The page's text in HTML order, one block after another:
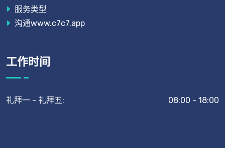
服务类型
沟通www.c7c7.app
工作时间
礼拜一 - 礼拜五: 08:00 - 18:00